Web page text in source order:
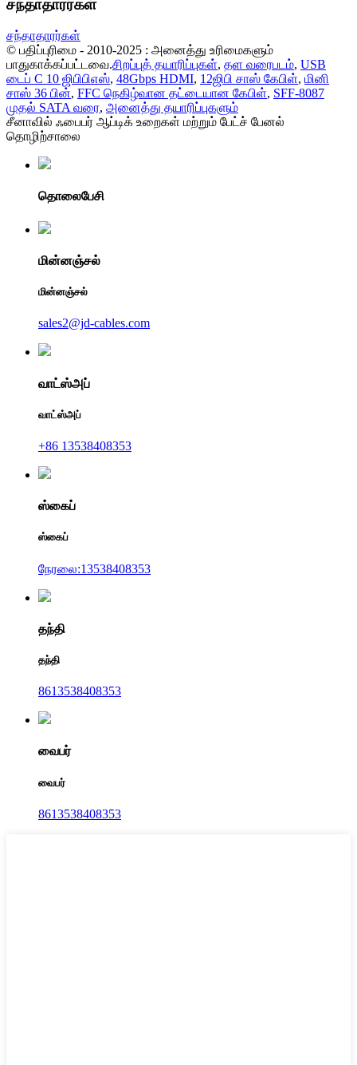
சந்தாதாரர்கள்
சந்தாதாரர்கள்
© பதிப்புரிமை - 2010-2025 : அனைத்து உரிமைகளும்
பாதுகாக்கப்பட்டவை.சிறப்புத் தயாரிப்புகள், தள வரைபடம், USB
டைப் C 10 ஜிபிபிஎஸ், 48Gbps HDMI, 12ஜிபி சாஸ் கேபிள், மினி
சாஸ் 36 பின், FFC நெகிழ்வான தட்டையான கேபிள், SFF-8087
முதல் SATA வரை, அனைத்து தயாரிப்புகளும்
சீனாவில் ஃபைபர் ஆப்டிக் உறைகள் மற்றும் பேட்ச் பேனல்
தொழிற்சாலை
தொலைபேசி
மின்னஞ்சல்
மின்னஞ்சல்
sales2@jd-cables.com
வாட்ஸ்அப்
வாட்ஸ்அப்
+86 13538408353
ஸ்கைப்
ஸ்கைப்
நேரலை:13538408353
தந்தி
தந்தி
8613538408353
வைபர்
வைபர்
8613538408353